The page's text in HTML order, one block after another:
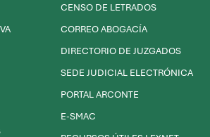
CENSO DE LETRADOS
CORREO ABOGACÍA
DIRECTORIO DE JUZGADOS
SEDE JUDICIAL ELECTRÓNICA
PORTAL ARCONTE
E-SMAC